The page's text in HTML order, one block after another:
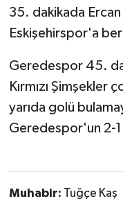
35. dakikada Ercan
Eskişehirspor'a
Geredespor 45.
Kırmızı Şimşekler
yarıda golü
Geredespor'un 2-
Muhabir: Tuğçe Kaş